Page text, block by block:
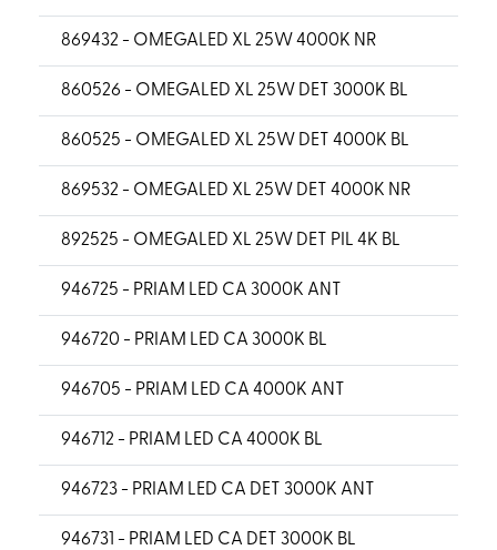
869432 - OMEGALED XL 25W 4000K NR
860526 - OMEGALED XL 25W DET 3000K BL
860525 - OMEGALED XL 25W DET 4000K BL
869532 - OMEGALED XL 25W DET 4000K NR
892525 - OMEGALED XL 25W DET PIL 4K BL
946725 - PRIAM LED CA 3000K ANT
946720 - PRIAM LED CA 3000K BL
946705 - PRIAM LED CA 4000K ANT
946712 - PRIAM LED CA 4000K BL
946723 - PRIAM LED CA DET 3000K ANT
946731 - PRIAM LED CA DET 3000K BL